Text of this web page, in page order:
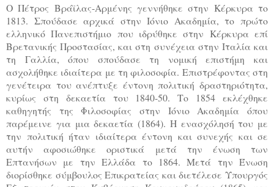
Ο Πέτρος Βράϊλας-Αρμένης γεννήθηκε στην Κέρκυρα το
1813. Σπούδασε αρχικά στην Ιόνιο Ακαδημία, το πρώτο
ελληνικό Πανεπιστήμιο που ιδρύθηκε στην Κέρκυρα επί
Βρετανικής Προστασίας, και στη συνέχεια στην Ιταλία και
τη Γαλλία, όπου σπούδασε τη νομική επιστήμη και
ασχολήθηκε ιδιαίτερα με τη φιλοσοφία. Επιστρέφοντας στη
γενέτειρα του ανέπτυξε έντονη πολιτική δραστηριότητα,
κυρίως στη δεκαετία του 1840-50. Το 1854 εκλέχθηκε
καθηγητής της Φιλοσοφίας στην Ιόνιο Ακαδημία όπου
παρέμεινε για μια δεκαετία (1864). Η ενασχόλησή του με
την πολιτική ήταν ιδιαίτερα έντονη και συνεχής και σε
αυτήν αφοσιώθηκε οριστικά μετά την ένωση των
Επτανήσων με την Ελλάδα το 1864. Μετά την Ένωση
διορίσθηκε σύμβουλος Επικρατείας και διετέλεσε Υπουργός